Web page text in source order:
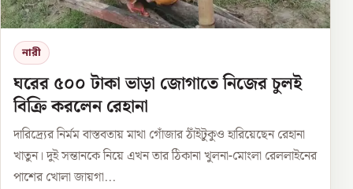
নারী
ঘরের ৫০০ টাকা ভাড়া জোগাতে নিজের চুলই
বিক্রি করলেন রেহানা
দারিদ্র্যের নির্মম বাস্তবতায় মাথা গোঁজার ঠাঁইটুকুও হারিয়েছেন রেহানা
খাতুন। দুই সন্তানকে নিয়ে এখন তার ঠিকানা খুলনা-মোংলা রেললাইনের
পাশের খোলা জায়গা...